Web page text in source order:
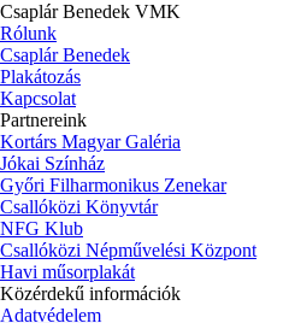
Csaplár Benedek VMK
Rólunk
Csaplár Benedek
Plakátozás
Kapcsolat
Partnereink
Kortárs Magyar Galéria
Jókai Színház
Győri Filharmonikus Zenekar
Csallóközi Könyvtár
NFG Klub
Csallóközi Népművelési Központ
Havi műsorplakát
Közérdekű információk
Adatvédelem